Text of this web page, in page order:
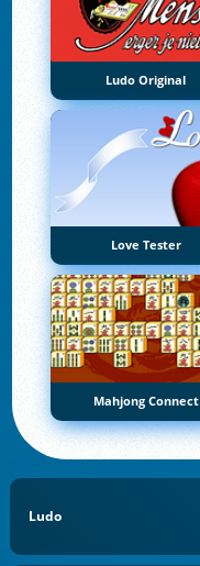
Ludo Original
Love Tester
Mahjong Connect
Ludo